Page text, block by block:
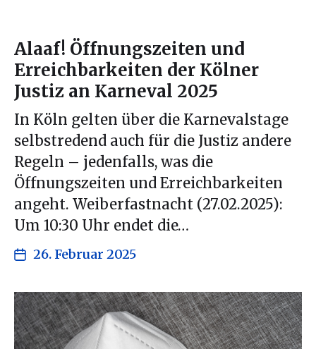
Alaaf! Öffnungszeiten und
Erreichbarkeiten der Kölner
Justiz an Karneval 2025
In Köln gelten über die Karnevalstage
selbstredend auch für die Justiz andere
Regeln – jedenfalls, was die
Öffnungszeiten und Erreichbarkeiten
angeht. Weiberfastnacht (27.02.2025):
Um 10:30 Uhr endet die…
26. Februar 2025